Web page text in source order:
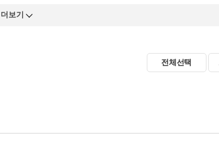
더보기
전체선택